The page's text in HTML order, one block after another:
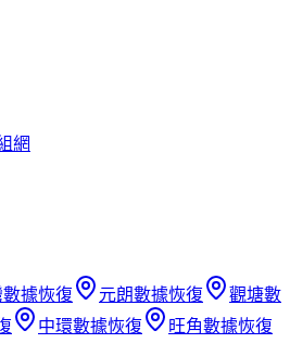
網
數據恢復 元朗數據恢復 觀塘數
中環數據恢復 旺角數據恢復